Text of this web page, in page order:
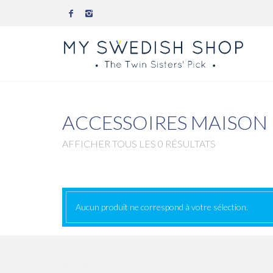
ACCESSOIRES MAISON
AFFICHER TOUS LES 0 RÉSULTATS
Aucun produit ne correspond à votre sélection.